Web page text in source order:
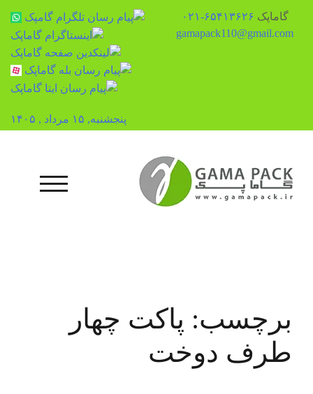
گاماپک ۶۵۴۱۳۶۲۶-۰۲۱
gamapack110@gmail.com
پنجشنبه, ۱۵ مرداد , ۱۴۰۵
محتوا
منوی تلفن
برچسب: پاکت چهار
طرف دوخت